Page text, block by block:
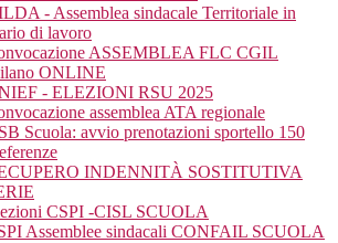
- Assemblea sindacale Territoriale in
di lavoro
ASSEMBLEA FLC CGIL
ONLINE
- ELEZIONI RSU 2025
assemblea ATA regionale
Scuola: avvio prenotazioni sportello 150
INDENNITÀ SOSTITUTIVA
CSPI -CISL SCUOLA
Assemblee sindacali CONFAIL SCUOLA